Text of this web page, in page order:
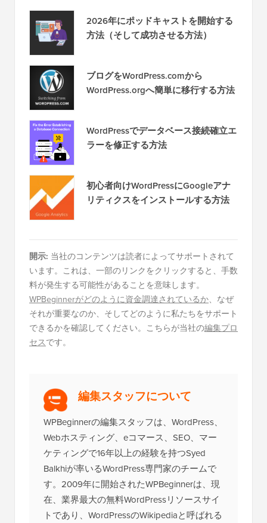
2026年にポッドキャストを開始する
方法（そして成功させる方法）
ブログをWordPress.comから
WordPress.orgへ簡単に移行する方法
WordPressでデータベース接続確立エ
ラーを修正する方法
初心者向けWordPressにGoogleアナ
リティクスをインストールする方法
開示: 当社のコンテンツは読者によってサポートされて
います。これは、一部のリンクをクリックすると、手数
料が発生する可能性があることを意味します。
WPBeginnerがどのように資金調達されているか、なぜ
それが重要なのか、そしてどのように私たちをサポート
できるかを確認してください。こちらが当社の編集プロ
セスです。
編集スタッフについて
WPBeginnerの編集スタッフは、WordPress、
Webホスティング、eコマース、SEO、マー
ケティングで16年以上の経験を持つSyed
Balkhiが率いるWordPress専門家のチームで
す。2009年に開始されたWPBeginnerは、現
在、業界最大の無料WordPressリソースサイ
トであり、WordPressのWikipediaと呼ばれる